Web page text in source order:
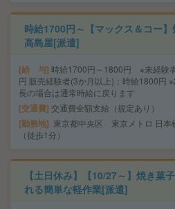
時給1700円～【マックス＆コー
高島屋[派遣]
給 与 時給1700円～1800円 ※未経験
円 販売経験者(3か月以上)：時給1800円
長の場合は通常時給に戻ります
交通費 交通費全額支給（規定あり）
勤務地
東京都中央区 東京メトロ 日本
（徒歩1分）
【土日休み】【10/27～】焼き菓
れる簡単な軽作業[派遣]